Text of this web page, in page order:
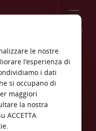
Menù
Di
le nostre
l’esperienza di
i dati
si occupano di
maggiori
la nostra
ACCETTA